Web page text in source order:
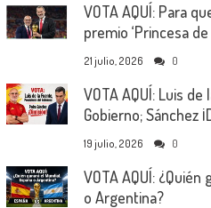
VOTA AQUÍ: Para
premio ‘Princesa
21 julio, 2026 0
VOTA AQUÍ: Luis
Gobierno; Sánchez
19 julio, 2026 0
VOTA AQUÍ:
o Argentina?